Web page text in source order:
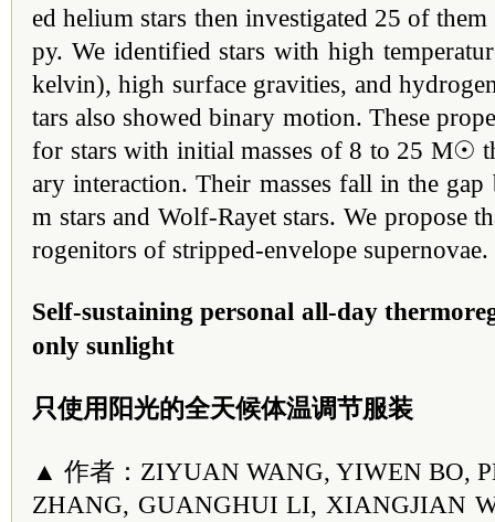
ed helium stars then investigated 25 of
py. We identified stars with high
kelvin), high surface gravities, and
tars also showed binary motion. These
for stars with initial masses of 8 to 25 M☉
ary interaction. Their masses fall in the
m stars and Wolf-Rayet stars. We propose
rogenitors of stripped-envelope supernovae.
Self-sustaining personal all-day
only sunlight
只使用阳光的全天候体温调节服装
▲ 作者：ZIYUAN WANG, YIWEN BO,
ZHANG, GUANGHUI LI, XIANGJIAN